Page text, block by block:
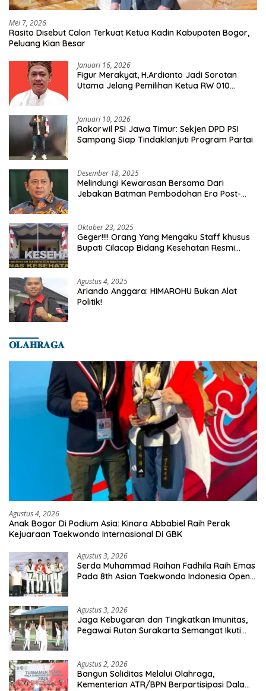
Mei 7, 2026
Rasito Disebut Calon Terkuat Ketua Kadin Kabupaten Bogor,
Peluang Kian Besar
Januari 16, 2026
Figur Merakyat, H.Ardianto Jadi Sorotan
Utama Jelang Pemilihan Ketua RW 010
Januari 10, 2026
Rakorwil PSI Jawa Timur: Sekjen DPD PSI
Sampang Siap Tindaklanjuti Program Partai
Desember 18, 2025
Melindungi Kewarasan Bersama Dari
Jebakan Batman Pembodohan Era Post-
Oktober 23, 2025
Geger!!!! Orang Yang Mengaku Staff khusus
Bupati Cilacap Bidang Kesehatan Resmi
Agustus 4, 2025
Ariando Anggara: HIMAROHU Bukan Alat
Politik!
𝐎𝐋𝐀𝐇𝐑𝐀𝐆𝐀
Agustus 4, 2026
Anak Bogor Di Podium Asia: Kinara Abbabiel Raih Perak
Kejuaraan Taekwondo Internasional Di GBK
Agustus 3, 2026
Serda Muhammad Raihan Fadhila Raih Emas
Pada 8th Asian Taekwondo Indonesia Open
Agustus 3, 2026
Jaga Kebugaran dan Tingkatkan Imunitas,
Pegawai Rutan Surakarta Semangat Ikuti
Agustus 2, 2026
Bangun Soliditas Melalui Olahraga,
Kementerian ATR/BPN Berpartisipasi Dalam